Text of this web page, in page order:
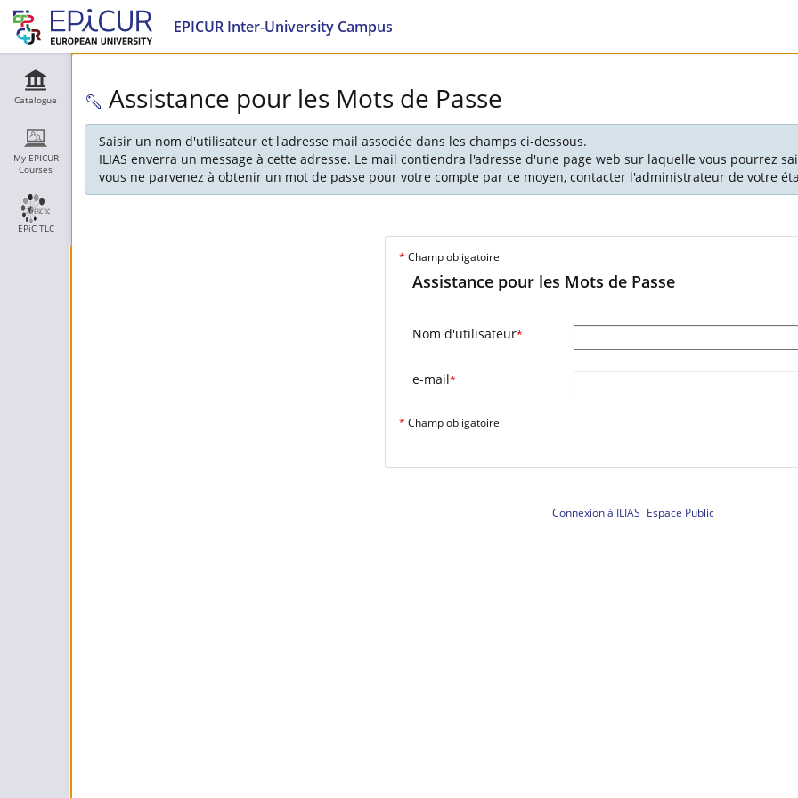
EPICUR Inter-University Campus
Catalogue
My EPICUR
Courses
EPiC TLC
Assistance pour les Mots de Passe
Saisir un nom d'utilisateur et l'adresse mail associée dans les champs ci-dessous.
ILIAS enverra un message à cette adresse. Le mail contiendra l'adresse d'une page web sur laquelle vous pourrez
vous ne parvenez à obtenir un mot de passe pour votre compte par ce moyen, contacter l'administrateur de votre
* Champ obligatoire
Assistance pour les Mots de Passe
Nom d'utilisateur*
e-mail*
* Champ obligatoire
Connexion à ILIAS Espace Public